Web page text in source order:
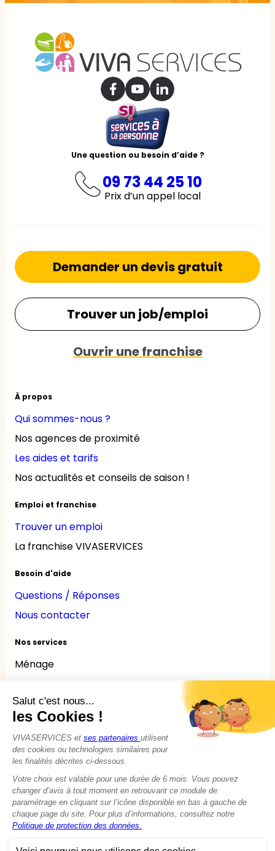
Une question ou besoin d’aide ?
09 73 44 25 10
Prix d’un appel local
À propos
Qui sommes-nous ?
Nos agences de proximité
Les aides et tarifs
Nos actualités et conseils de saison !
Emploi et franchise
Trouver un emploi
La franchise VIVASERVICES
Besoin d'aide
Questions / Réponses
Nous contacter
Nos services
Ménage
Jardinage
Bricolage
Nounou
Seniors
Handicaps
Demander un devis gratuit
Trouver un job/emploi
Ouvrir une franchise
© 2015 - 2026VIVASERVICES
Modifier vos préférences en matière de cookies